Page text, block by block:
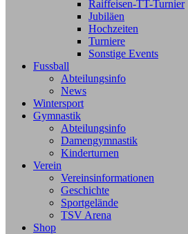
Raiffeisen-TT-Turnier
Jubiläen
Hochzeiten
Turniere
Sonstige Events
Fussball
Abteilungsinfo
News
Wintersport
Gymnastik
Abteilungsinfo
Damengymnastik
Kinderturnen
Verein
Vereinsinformationen
Geschichte
Sportgelände
TSV Arena
Shop